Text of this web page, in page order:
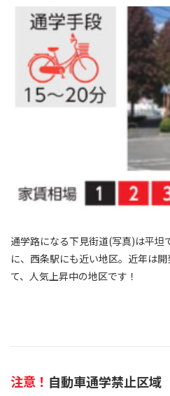
通学路になる下見街道(写真)は平坦
に、西条駅にも近い地区。近年は
て、人気上昇中の地区です！
注意！ 自動車通学禁止区域